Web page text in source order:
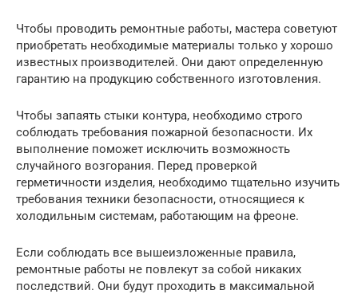
Чтобы проводить ремонтные работы, мастера советуют
приобретать необходимые материалы только у хорошо
известных производителей. Они дают определенную
гарантию на продукцию собственного изготовления.
Чтобы запаять стыки контура, необходимо строго
соблюдать требования пожарной безопасности. Их
выполнение поможет исключить возможность
случайного возгорания. Перед проверкой
герметичности изделия, необходимо тщательно изучить
требования техники безопасности, относящиеся к
холодильным системам, работающим на фреоне.
Если соблюдать все вышеизложенные правила,
ремонтные работы не повлекут за собой никаких
последствий. Они будут проходить в максимальной